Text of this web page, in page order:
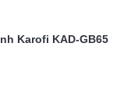
Karofi KAD-GB65